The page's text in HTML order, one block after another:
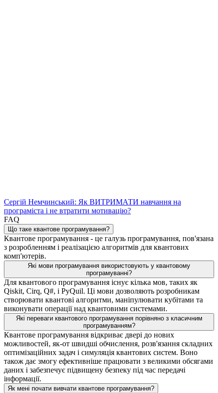
Сергій Немчинський: Як ВИТРИМАТИ навчання на
програміста і не втратити мотивацію?
FAQ
Що таке квантове програмування?
Квантове програмування - це галузь програмування, пов'язана
з розробленням і реалізацією алгоритмів для квантових
комп'ютерів.
Які мови програмування використовують у квантовому
програмуванні?
Для квантового програмування існує кілька мов, таких як
Qiskit, Cirq, Q#, і PyQuil. Ці мови дозволяють розробникам
створювати квантові алгоритми, маніпулювати кубітами та
виконувати операції над квантовими системами.
Які переваги квантового програмування порівняно з класичним
програмуванням?
Квантове програмування відкриває двері до нових
можливостей, як-от швидші обчислення, розв'язання складних
оптимізаційних задач і симуляція квантових систем. Воно
також дає змогу ефективніше працювати з великими обсягами
даних і забезпечує підвищену безпеку під час передачі
інформації.
Як мені почати вивчати квантове програмування?